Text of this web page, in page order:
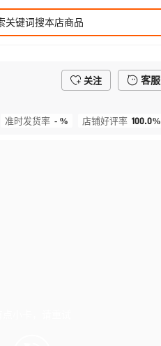
关注 客服
准时发货率 - % 店铺好评率 100.0%